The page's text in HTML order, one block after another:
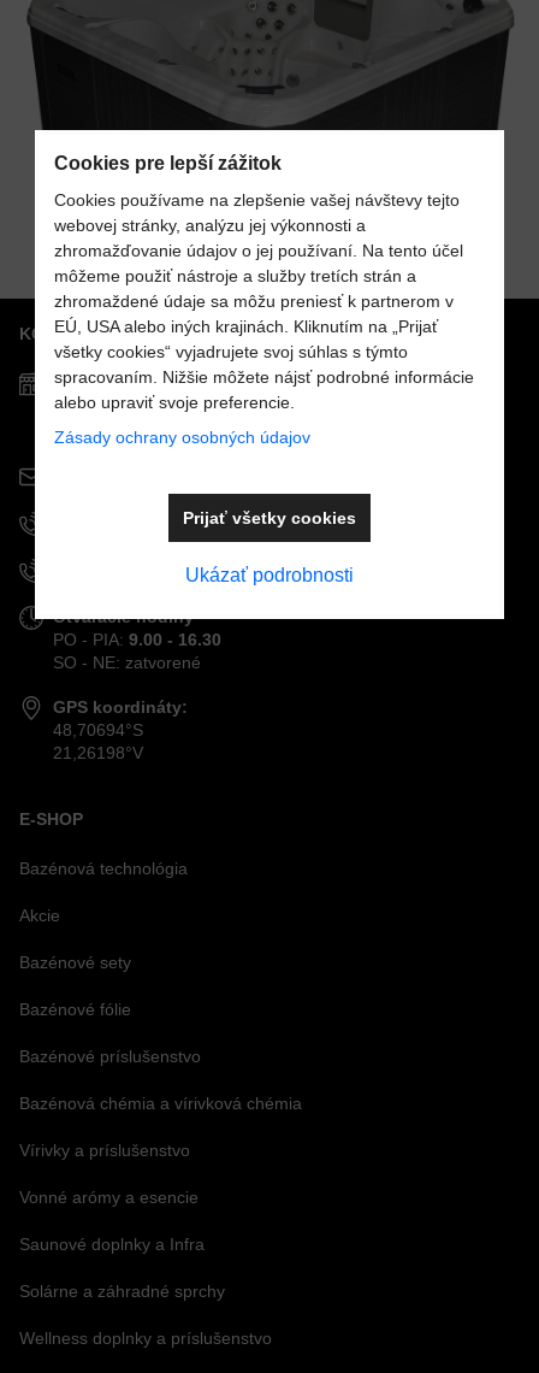
KONTAKTY
Predajňa MOSTPOOLS
Južná trieda 48
040 01
Košice
+421 908 926 196
+421 915 963 111
Otváracie hodiny
PO - PIA: 9.00 - 16.30
SO - NE: zatvorené
GPS koordináty:
48,70694°S
21,26198°V
E-SHOP
Bazénová technológia
Akcie
Bazénové sety
Bazénové fólie
Bazénové príslušenstvo
Bazénová chémia a vírivková chémia
Vírivky a príslušenstvo
Vonné arómy a esencie
Saunové doplnky a Infra
Solárne a záhradné sprchy
Wellness doplnky a príslušenstvo
Cookies pre lepší zážitok
Cookies používame na zlepšenie vašej návštevy tejto
webovej stránky, analýzu jej výkonnosti a
zhromažďovanie údajov o jej používaní. Na tento účel
môžeme použiť nástroje a služby tretích strán a
zhromaždené údaje sa môžu preniesť k partnerom v
EÚ, USA alebo iných krajinách. Kliknutím na „Prijať
všetky cookies“ vyjadrujete svoj súhlas s týmto
spracovaním. Nižšie môžete nájsť podrobné informácie
alebo upraviť svoje preferencie.
Zásady ochrany osobných údajov
Ukázať podrobnosti
Prijať všetky cookies